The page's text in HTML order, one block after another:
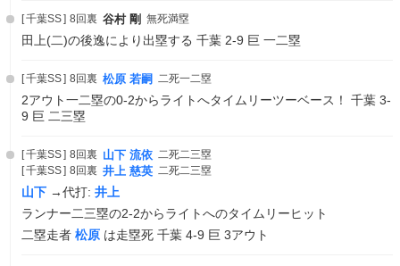
千葉SS 8回裏 谷村 剛 無死満塁
田上(二)の後逸により出塁する 千葉 2-9 巨 一二塁
千葉SS 8回裏 松原 若嗣 二死一二塁
2アウト一二塁の0-2からライトへタイムリーツーベース！ 千葉 3-
9 巨 二三塁
千葉SS 8回裏 山下 流依 二死二三塁
千葉SS
8回裏 井上 慈英 二死二三塁
山下 →代打: 井上
ランナー二三塁の2-2からライトへのタイムリーヒット
二塁走者 松原 は走塁死 千葉 4-9 巨 3アウト